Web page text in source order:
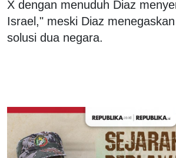
X dengan menuduh Diaz
Israel," meski Diaz
solusi dua negara.